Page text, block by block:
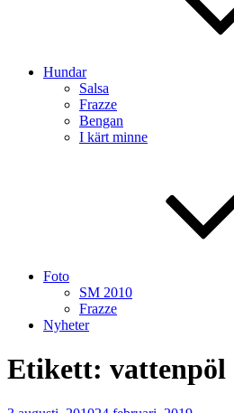
Hundar
Salsa
Frazze
Bengan
I kärt minne
Foto
SM 2010
Frazze
Nyheter
Etikett: vattenpöl